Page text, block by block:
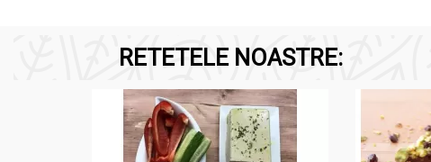
apă distilată (Aqua destillata), extract de
(propylenglycolum), extract moale de
esențial de coada șoricelului (Millefolii
Nu conține: parfumuri artificiale, coloranți
RETETELE NOASTRE: